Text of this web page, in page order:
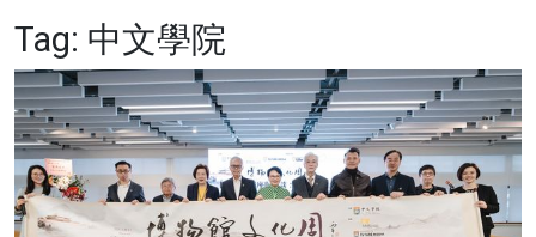
健康
商業
科技
影片
Tag: 中文學院